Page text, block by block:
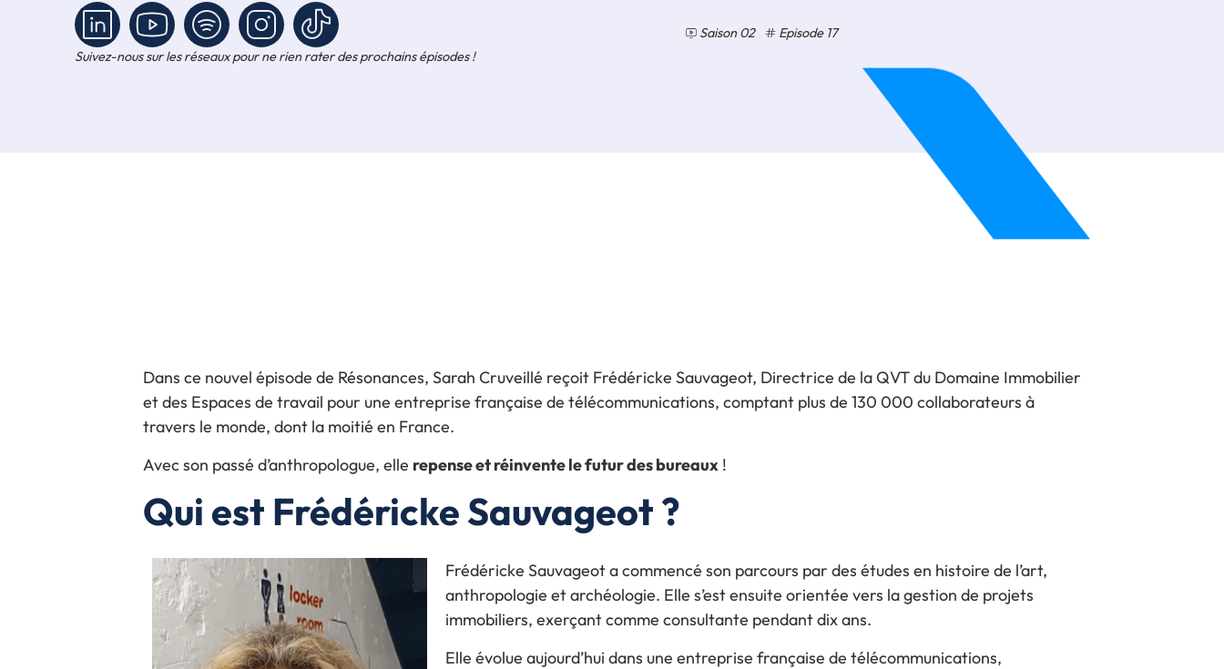
Suivez-nous sur les réseaux pour ne rien rater des prochains épisodes !
Saison 02 Episode 17
Dans ce nouvel épisode de Résonances, Sarah Cruveillé reçoit Frédéricke Sauvageot, Directrice de la QVT du Domaine Immobilier
et des Espaces de travail pour une entreprise française de télécommunications, comptant plus de 130 000 collaborateurs à
travers le monde, dont la moitié en France.
Avec son passé d’anthropologue, elle repense et réinvente le futur des bureaux !
Qui est Frédéricke Sauvageot ?
Frédéricke Sauvageot a commencé son parcours par des études en histoire de l’art,
anthropologie et archéologie. Elle s’est ensuite orientée vers la gestion de projets
immobiliers, exerçant comme consultante pendant dix ans.
Elle évolue aujourd’hui dans une entreprise française de télécommunications,